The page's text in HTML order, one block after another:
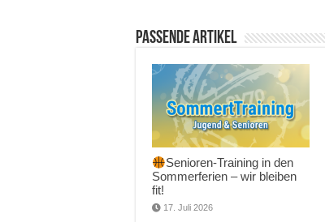
Passende Artikel
Senioren-Training in den
Sommerferien – wir bleiben
fit!
17. Juli 2026